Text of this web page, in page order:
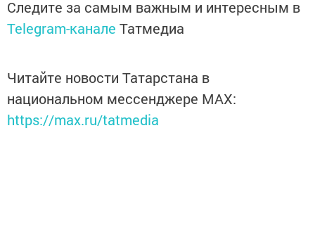
Следите за самым важным и интересным в
Telegram-канале Татмедиа
Читайте новости Татарстана в
национальном мессенджере MАХ:
https://max.ru/tatmedia